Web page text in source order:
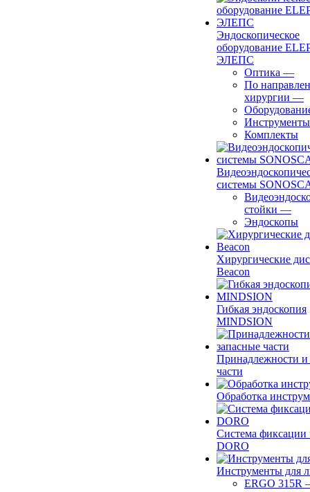
Эндоскопическое
оборудование
ЭЛЕПС
Оптика —
По
хирургии —
Инструменты
Комплекты
системы
стойки —
Эндоскопы
Хирургические
Beacon
Гибкая эндоскопия
MINDSION
Принадлежности и
части
Обработка
Система фиксации
DORO
Инструменты для
ERGO 315R